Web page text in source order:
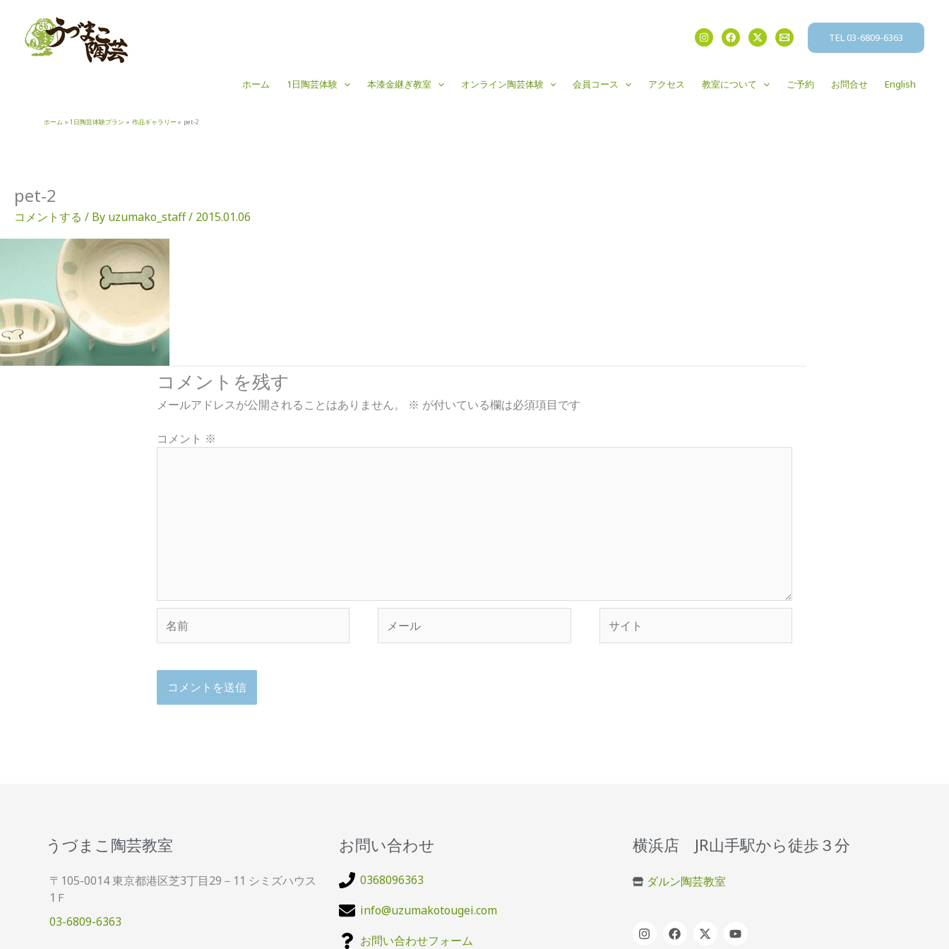
TEL 03-6809-6363
ホーム 1日陶芸体験 本漆金継ぎ教室 オンライン陶芸体験 会員コース アクセス 教室について ご予約 お問合せ English
ホーム 1日陶芸体験プラン 作品ギャラリー pet-2
pet-2
コメントする / By uzumako_staff/ 2015.01.06
コメントを残す
メールアドレスが公開されることはありません。 ※ が付いている欄は必須項目です
コメント ※
前
ー
うづまこ陶芸教室
〒105-0014 東京都港区芝3丁目29－11 シミズハウス
1Ｆ
03-6809-6363
お問い合わせ
0368096363
info@uzumakotougei.com
お問い合わせフォーム
横浜店 JR山手駅から徒歩３分
ダルン陶芸教室